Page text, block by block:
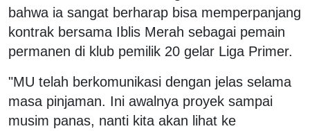
bahwa ia sangat berharap bisa memperpanjang
kontrak bersama Iblis Merah sebagai pemain
permanen di klub pemilik 20 gelar Liga Primer.
"MU telah berkomunikasi dengan jelas selama
masa pinjaman. Ini awalnya proyek sampai
musim panas, nanti kita akan lihat ke